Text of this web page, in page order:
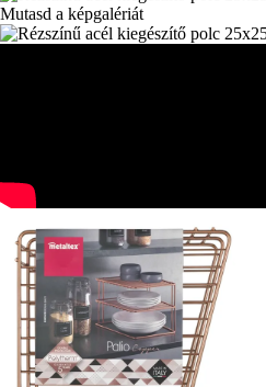
Mutasd a képgalériát